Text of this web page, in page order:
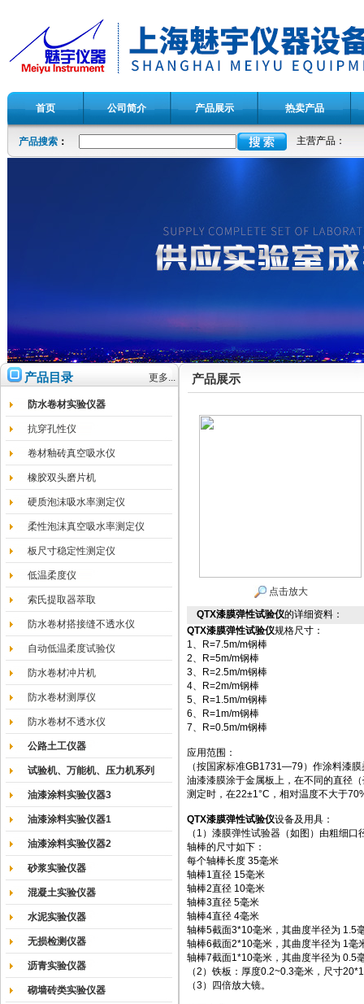
首页 公司简介 产品展示 热卖产品
产品搜索 ： 主营产品：
产品目录 更多...
防水卷材实验仪器
抗穿孔性仪
卷材釉砖真空吸水仪
橡胶双头磨片机
硬质泡沫吸水率测定仪
柔性泡沫真空吸水率测定仪
板尺寸稳定性测定仪
低温柔度仪
索氏提取器萃取
防水卷材搭接缝不透水仪
自动低温柔度试验仪
防水卷材冲片机
防水卷材测厚仪
防水卷材不透水仪
公路土工仪器
试验机、万能机、压力机系列
油漆涂料实验仪器3
油漆涂料实验仪器1
油漆涂料实验仪器2
砂浆实验仪器
混凝土实验仪器
水泥实验仪器
无损检测仪器
沥青实验仪器
砌墙砖类实验仪器
产品展示
点击放大
QTX漆膜弹性试验仪的详细资料：
QTX漆膜弹性试验仪规格尺寸：
1、R=7.5m/m钢棒
2、R=5m/m钢棒
3、R=2.5m/m钢棒
4、R=2m/m钢棒
5、R=1.5m/m钢棒
6、R=1m/m钢棒
7、R=0.5m/m钢棒
应用范围：
（按国家标准GB1731—79）作涂料漆
油漆漆膜涂于金属板上，在不同的直径
测定时，在22±1°C，相对温度不大于
QTX漆膜弹性试验仪设备及用具：
（1）漆膜弹性试验器（如图）由粗细
轴棒的尺寸如下：
每个轴棒长度 35毫米
轴棒1直径 15毫米
轴棒2直径 10毫米
轴棒3直径 5毫米
轴棒4直径 4毫米
轴棒5截面3*10毫米，其曲度半径为 1.5
轴棒6截面2*10毫米，其曲度半径为 1毫
轴棒7截面1*10毫米，其曲度半径为 0.5
（2）铁板：厚度0.2~0.3毫米，尺寸
（3）四倍放大镜。